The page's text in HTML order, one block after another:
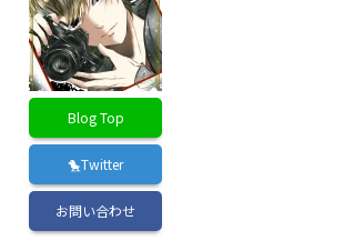
Blog Top
🐤Twitter
お問い合わせ